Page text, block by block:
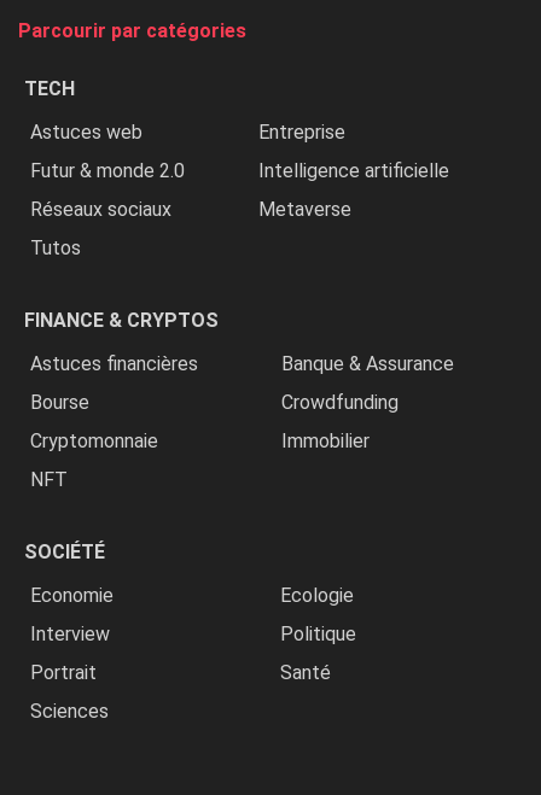
Parcourir par catégories
TECH
Astuces web
Entreprise
Futur & monde 2.0
Intelligence artificielle
Réseaux sociaux
Metaverse
Tutos
FINANCE & CRYPTOS
Astuces financières
Banque & Assurance
Bourse
Crowdfunding
Cryptomonnaie
Immobilier
NFT
SOCIÉTÉ
Economie
Ecologie
Interview
Politique
Portrait
Santé
Sciences